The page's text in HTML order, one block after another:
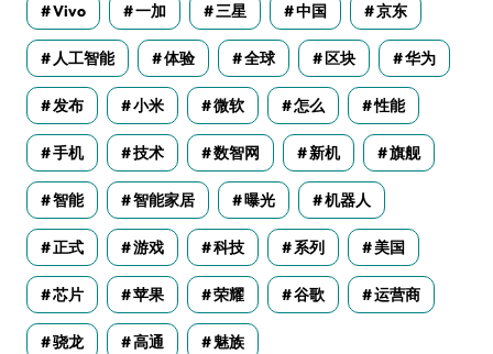
Vivo 一加 三星 中国 京东
人工智能 体验 全球 区块 华为
发布 小米 微软 怎么 性能
手机 技术 数智网 新机 旗舰
智能 智能家居 曝光 机器人
正式 游戏 科技 系列 美国
芯片 苹果 荣耀 谷歌 运营商
骁龙 高通 魅族